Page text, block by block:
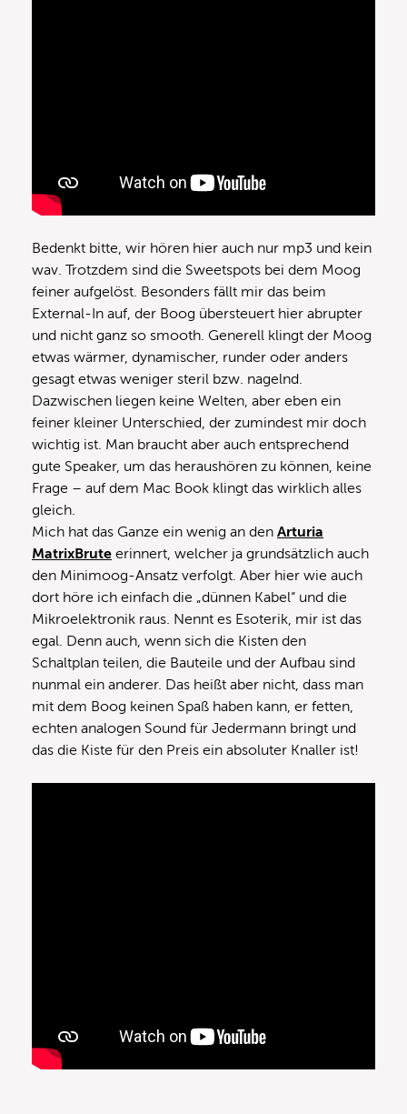
Bedenkt bitte, wir hören hier auch nur mp3 und kein
wav. Trotzdem sind die Sweetspots bei dem Moog
feiner aufgelöst. Besonders fällt mir das beim
External-In auf, der Boog übersteuert hier abrupter
und nicht ganz so smooth. Generell klingt der Moog
etwas wärmer, dynamischer, runder oder anders
gesagt etwas weniger steril bzw. nagelnd.
Dazwischen liegen keine Welten, aber eben ein
feiner kleiner Unterschied, der zumindest mir doch
wichtig ist. Man braucht aber auch entsprechend
gute Speaker, um das heraushören zu können, keine
Frage – auf dem Mac Book klingt das wirklich alles
gleich.
Mich hat das Ganze ein wenig an den Arturia
MatrixBrute erinnert, welcher ja grundsätzlich auch
den Minimoog-Ansatz verfolgt. Aber hier wie auch
dort höre ich einfach die „dünnen Kabel“ und die
Mikroelektronik raus. Nennt es Esoterik, mir ist das
egal. Denn auch, wenn sich die Kisten den
Schaltplan teilen, die Bauteile und der Aufbau sind
nunmal ein anderer. Das heißt aber nicht, dass man
mit dem Boog keinen Spaß haben kann, er fetten,
echten analogen Sound für Jedermann bringt und
das die Kiste für den Preis ein absoluter Knaller ist!